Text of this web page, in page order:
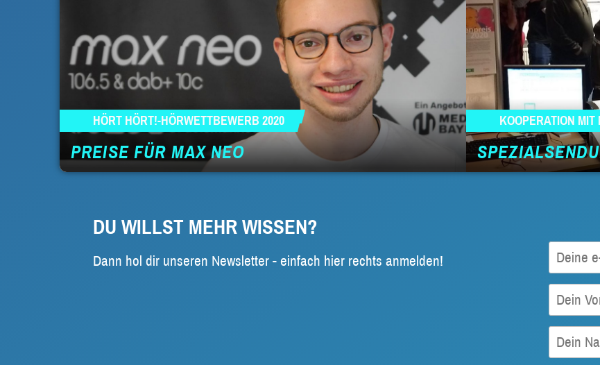
HÖRT HÖRT!-HÖRWETTBEWERB 2020
PREISE FÜR MAX NEO
KOOPERATION MIT
DU WILLST MEHR WISSEN?
Dann hol dir unseren Newsletter - einfach hier rechts anmelden!